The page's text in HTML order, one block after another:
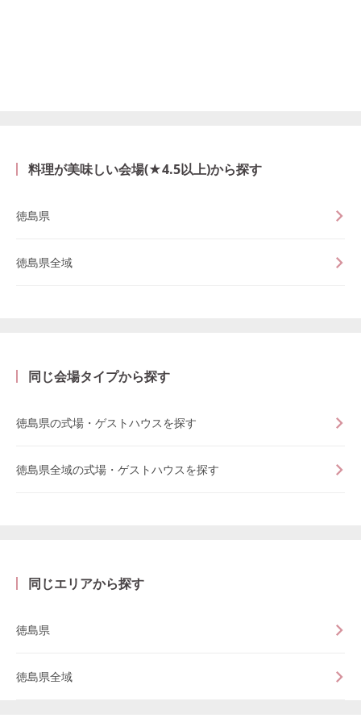
料理が美味しい会場(★4.5以上)から探す
徳島県
徳島県全域
同じ会場タイプから探す
徳島県の式場・ゲストハウスを探す
徳島県全域の式場・ゲストハウスを探す
同じエリアから探す
徳島県
徳島県全域